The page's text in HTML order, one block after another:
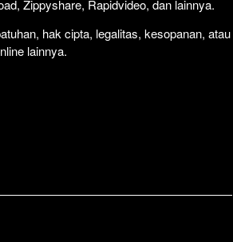
Zippyshare, Rapidvideo, dan lainnya.
hak cipta, legalitas, kesopanan, atau
lainnya.